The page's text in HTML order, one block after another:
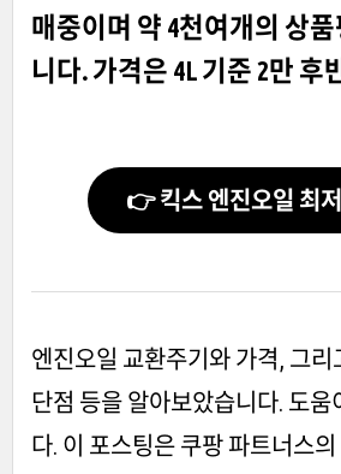
매중이며 약 4천여개의 상
니다. 가격은 4L 기준 2만 후
👉 킥스 엔진오일 최
엔진오일 교환주기와 가격, 그리
단점 등을 알아보았습니다. 도움
다. 이 포스팅은 쿠팡 파트너스